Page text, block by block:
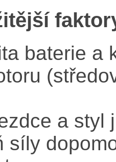
baterie a
a styl
síly